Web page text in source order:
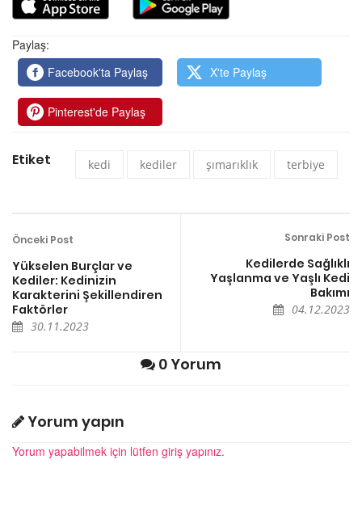
Paylaş:
Facebook'ta Paylaş
X'te Paylaş
Pinterest'de Paylaş
Etiket kedi kediler şımarıklık terbiye
Önceki Post
Yükselen Burçlar ve
Kediler: Kedinizin
Karakterini Şekillendiren
Faktörler
30.11.2023
Sonraki Post
Kedilerde Sağlıklı
Yaşlanma ve Yaşlı Kedi
Bakımı
04.12.2023
0 Yorum
Yorum yapın
Yorum yapabilmek için lütfen giriş yapınız.